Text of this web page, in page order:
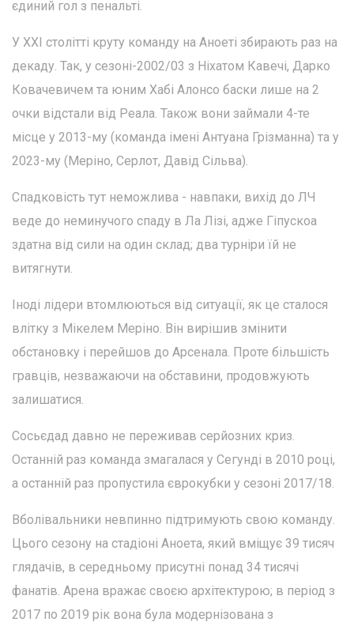
єдиний гол з пенальті.
У XXI столітті круту команду на Аноеті збирають раз на
декаду. Так, у сезоні-2002/03 з Ніхатом Кавечі, Дарко
Ковачевичем та юним Хабі Алонсо баски лише на 2
очки відстали від Реала. Також вони займали 4-те
місце у 2013-му (команда імені Антуана Грізманна) та у
2023-му (Меріно, Серлот, Давід Сільва).
Спадковість тут неможлива - навпаки, вихід до ЛЧ
веде до неминучого спаду в Ла Лізі, адже Гіпускоа
здатна від сили на один склад; два турніри їй не
витягнути.
Іноді лідери втомлюються від ситуації, як це сталося
влітку з Мікелем Меріно. Він вирішив змінити
обстановку і перейшов до Арсенала. Проте більшість
гравців, незважаючи на обставини, продовжують
залишатися.
Сосьєдад давно не переживав серйозних криз.
Останній раз команда змагалася у Сегунді в 2010 році,
а останній раз пропустила єврокубки у сезоні 2017/18.
Вболівальники невпинно підтримують свою команду.
Цього сезону на стадіоні Аноета, який вміщує 39 тисяч
глядачів, в середньому присутні понад 34 тисячі
фанатів. Арена вражає своєю архітектурою; в період з
2017 по 2019 рік вона була модернізована з